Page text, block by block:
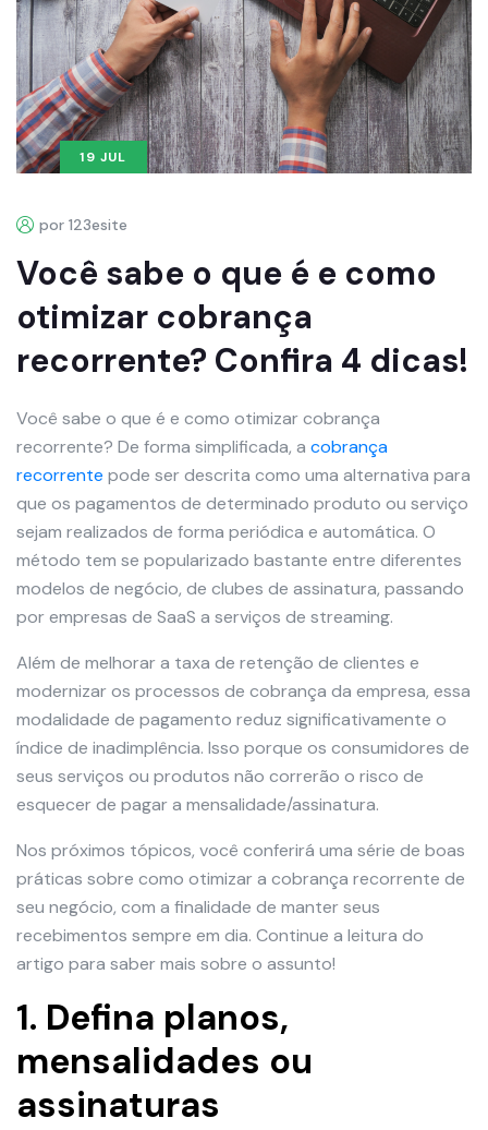
19 JUL
por 123esite
Você sabe o que é e como
otimizar cobrança
recorrente? Confira 4 dicas!
Você sabe o que é e como otimizar cobrança
recorrente? De forma simplificada, a cobrança
recorrente pode ser descrita como uma alternativa para
que os pagamentos de determinado produto ou serviço
sejam realizados de forma periódica e automática. O
método tem se popularizado bastante entre diferentes
modelos de negócio, de clubes de assinatura, passando
por empresas de SaaS a serviços de streaming.
Além de melhorar a taxa de retenção de clientes e
modernizar os processos de cobrança da empresa, essa
modalidade de pagamento reduz significativamente o
índice de inadimplência. Isso porque os consumidores de
seus serviços ou produtos não correrão o risco de
esquecer de pagar a mensalidade/assinatura.
Nos próximos tópicos, você conferirá uma série de boas
práticas sobre como otimizar a cobrança recorrente de
seu negócio, com a finalidade de manter seus
recebimentos sempre em dia. Continue a leitura do
artigo para saber mais sobre o assunto!
1. Defina planos,
mensalidades ou
assinaturas